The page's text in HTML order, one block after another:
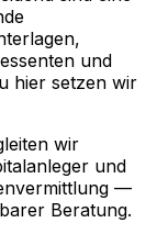
und
hier setzen wir
wir
und
—
Beratung.